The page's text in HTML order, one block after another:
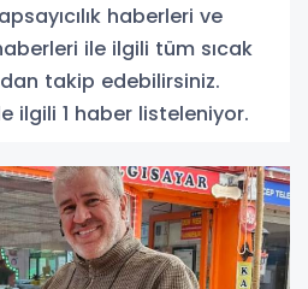
haberleri ve
ile ilgili tüm sıcak
takip edebilirsiniz.
ilgili 1 haber listeleniyor.